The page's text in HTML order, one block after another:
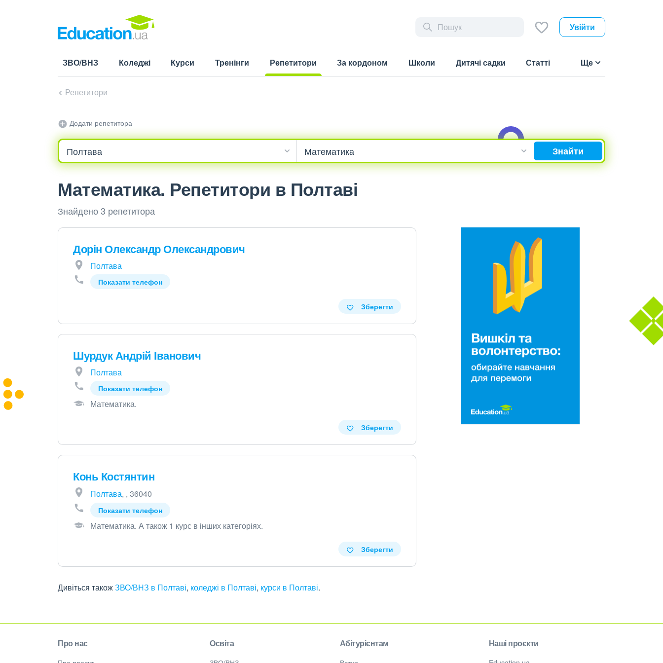
Увійти
ЗВО/ВНЗ Коледжі Курси Тренінги
Репетитори
За кордоном Школи Дитячі садки Статті Ще
Репетитори
Додати репетитора
Знайти
Математика. Репетитори в Полтаві
Знайдено 3 репетитора
Дорін Олександр Олександрович
Полтава
Показати телефон
Зберегти
Шурдук Андрій Іванович
Полтава
Показати телефон
Математика.
Зберегти
Конь Костянтин
Полтава, , 36040
Показати телефон
Математика. А також 1 курс в інших категоріях.
Зберегти
Дивіться такожЗВО/ВНЗ в Полтаві, коледжі в Полтаві, курси в Полтаві.
Про нас Освіта Абітурієнтам Наші проєкти